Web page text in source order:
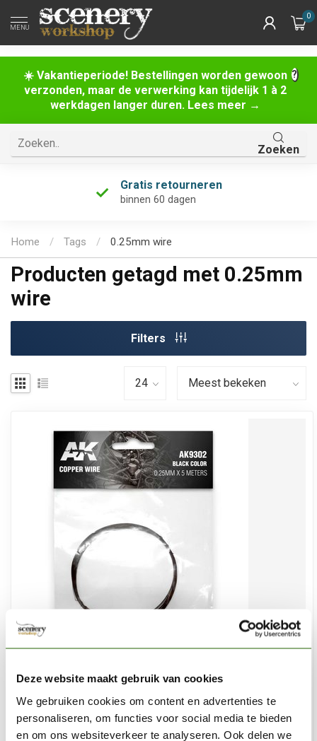
Deze website maakt gebruik van cookies
We gebruiken cookies om content en advertenties te
personaliseren, om functies voor social media te bieden
en om ons websiteverkeer te analyseren. Ook delen we
☀️ Vakantieperiode! Bestellingen worden gewoon
verzonden, maar de verwerking kan tijdelijk 1 à 2
werkdagen langer duren. Lees meer →
MENU
0
Zoeken
Gratis retourneren
binnen 60 dagen
Home / Tags / 0.25mm wire
Producten getagd met 0.25mm
wire
Filters
Copper Wire 0.25mm x 5 meters Black Color - AK9302
€2,75
Niet op voorraad